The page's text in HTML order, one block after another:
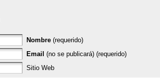
Nombre (requerido)
Email (no se publicará) (requerido)
Sitio Web